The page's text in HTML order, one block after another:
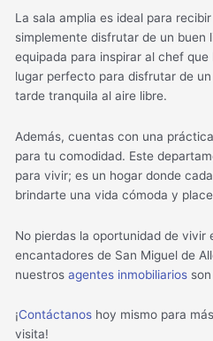
La sala amplia es ideal para
simplemente disfrutar de un buen
equipada para inspirar al chef
lugar perfecto para disfrutar de
tarde tranquila al aire libre.
Además, cuentas con una
para tu comodidad. Este
para vivir; es un hogar donde
brindarte una vida cómoda y
No pierdas la oportunidad de vivir
encantadores de San Miguel de
nuestrosagentes inmobiliarios
¡Contáctanos hoy mismo para
visita!